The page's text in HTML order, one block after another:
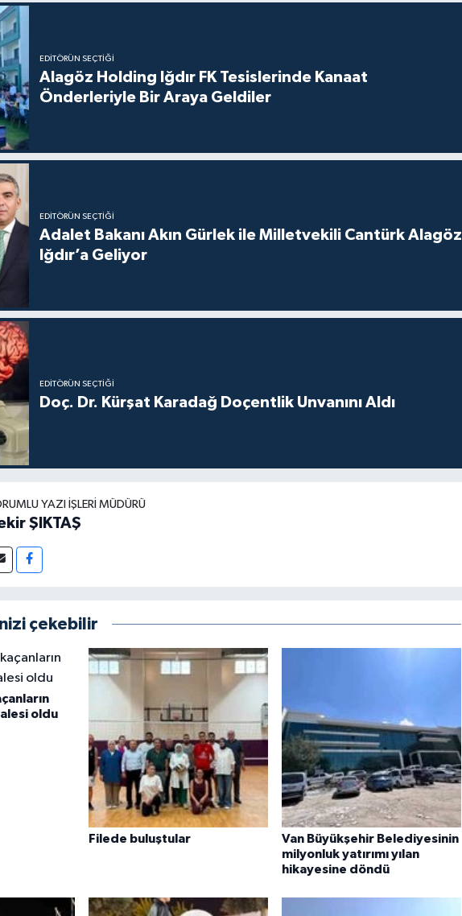
EDITÖRÜN SEÇTIĞI
Alagöz Holding Iğdır FK Tesislerinde Kanaat
Önderleriyle Bir Araya Geldiler
EDITÖRÜN SEÇTIĞI
Adalet Bakanı Akın Gürlek ile Milletvekili Cantürk Alagöz
Iğdır’a Geliyor
EDITÖRÜN SEÇTIĞI
Doç. Dr. Kürşat Karadağ Doçentlik Unvanını Aldı
YAZI İŞLERI MÜDÜRÜ
ŞIKTAŞ
çekebilir
oldu
Filede buluştular
Van Büyükşehir Belediyesinin
milyonluk yatırımı yılan
hikayesine döndü